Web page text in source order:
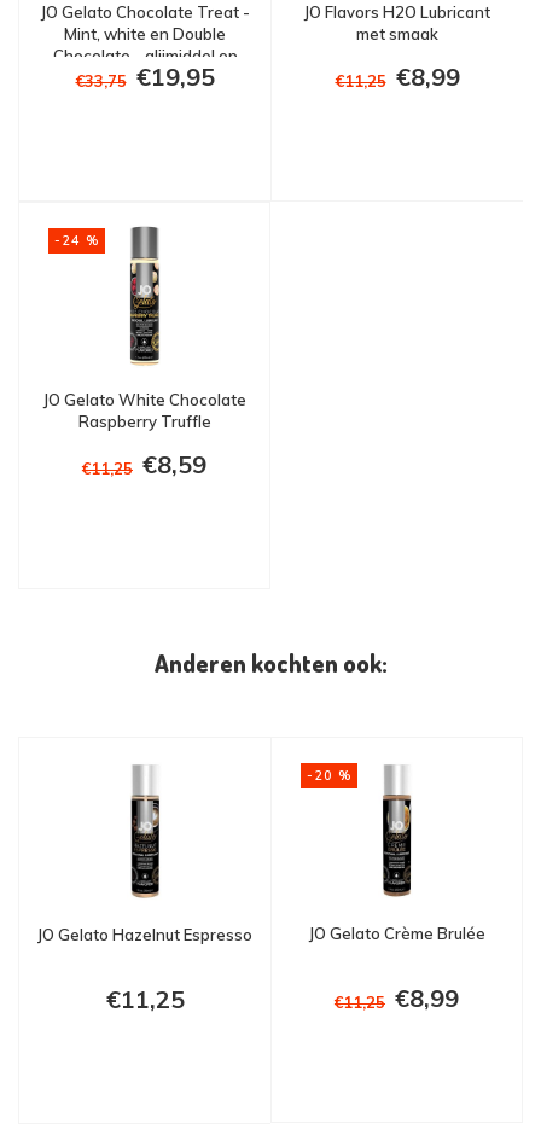
JO Gelato Chocolate Treat -
Mint, white en Double
Chocolate - glijmiddel op
waterbasis 3x30ml
€33,75 €19,95
JO Flavors H2O Lubricant
met smaak
€11,25 €8,99
-24 %
JO Gelato White Chocolate
Raspberry Truffle
€11,25 €8,59
Anderen kochten ook:
JO Gelato Hazelnut Espresso
€11,25
-20 %
JO Gelato Crème Brulée
€11,25 €8,99